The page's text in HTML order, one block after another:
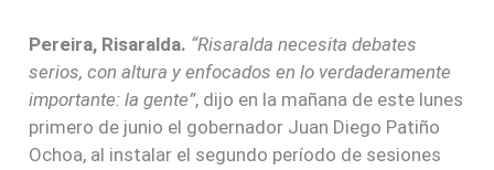
Pereira, Risaralda. “Risaralda necesita debates
serios, con altura y enfocados en lo verdaderamente
importante: la gente”, dijo en la mañana de este lunes
primero de junio el gobernador Juan Diego Patiño
Ochoa, al instalar el segundo período de sesiones